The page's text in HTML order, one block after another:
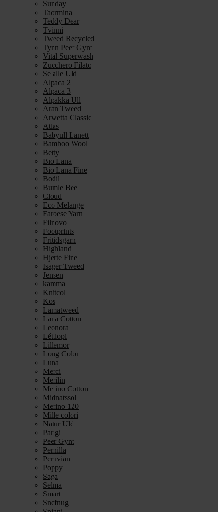
Sunday
Taormina
Teddy Dear
Tvinni
Tweed Recycled
Tynn Peer Gynt
Vital Superwash
Zucchero Filato
Se alle Uld
Alpaca 2
Alpaca 3
Alpakka Ull
Aran Tweed
Arwetta Classic
Atlas
Babyull Lanett
Bamboo Wool
Betty
Bio Lana
Bio Lana Fine
Bodil
Bumle Bee
Cloud
Eco Melange
Faroese Yarn
Filnovo
Footprints
Fritidsgarn
Highland
Hjerte Fine
Isager Tweed
Jensen
kamma
Knitcol
Kos
Lamatweed
Lana Cotton
Leonora
Léttlopi
Lillemor
Long Color
Luna
Merci
Merilin
Merino Cotton
Midnatssol
Merino 120
Mille colori
Natur Uld
Parigi
Peer Gynt
Pernilla
Peruvian
Poppy
Saga
Selma
Smart
Snefnug